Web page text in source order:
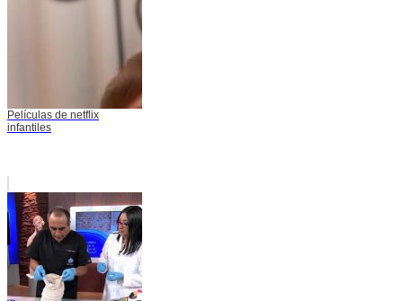
Películas de netflix
infantiles